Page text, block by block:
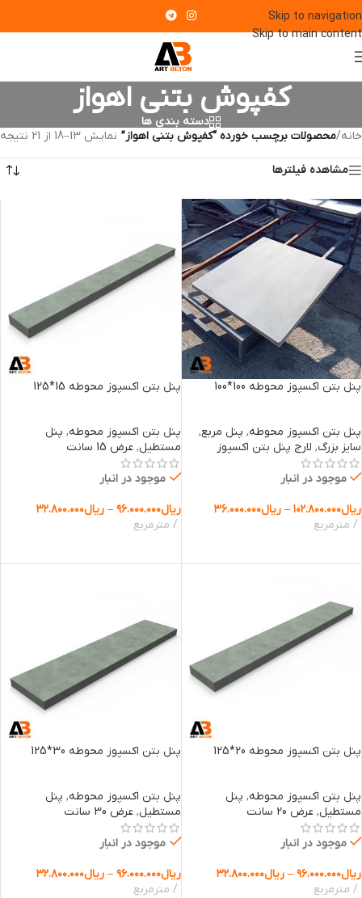
Skip to navigation
Skip to main content
کفپوش بتنی اهواز
دسته بندی ها
خانه/محصولات برچسب خورده “کفپوش بتنی اهواز” نمایش 13–18 از 21 نتیجه
مشاهده فیلترها
پنل بتن اکسپوز محوطه 100*100
پنل بتن اکسپوز محوطه, پنل مربع,
سایز بزرگ, لارج پنل بتن اکسپوز
موجود در انبار
ریال۱۰۲.۸۰۰.۰۰۰ – ریال۳۶.۰۰۰.۰۰۰
مترمربع
پنل بتن اکسپوز محوطه 15*125
پنل بتن اکسپوز محوطه, پنل
مستطیل, عرض 15 سانت
موجود در انبار
ریال۹۶.۰۰۰.۰۰۰ – ریال۳۲.۸۰۰.۰۰۰
مترمربع
پنل بتن اکسپوز محوطه 20*125
پنل بتن اکسپوز محوطه, پنل
مستطیل, عرض 20 سانت
موجود در انبار
ریال۹۶.۰۰۰.۰۰۰ – ریال۳۲.۸۰۰.۰۰۰
مترمربع
پنل بتن اکسپوز محوطه 30*125
پنل بتن اکسپوز محوطه, پنل
مستطیل, عرض 30 سانت
موجود در انبار
ریال۹۶.۰۰۰.۰۰۰ – ریال۳۲.۸۰۰.۰۰۰
مترمربع